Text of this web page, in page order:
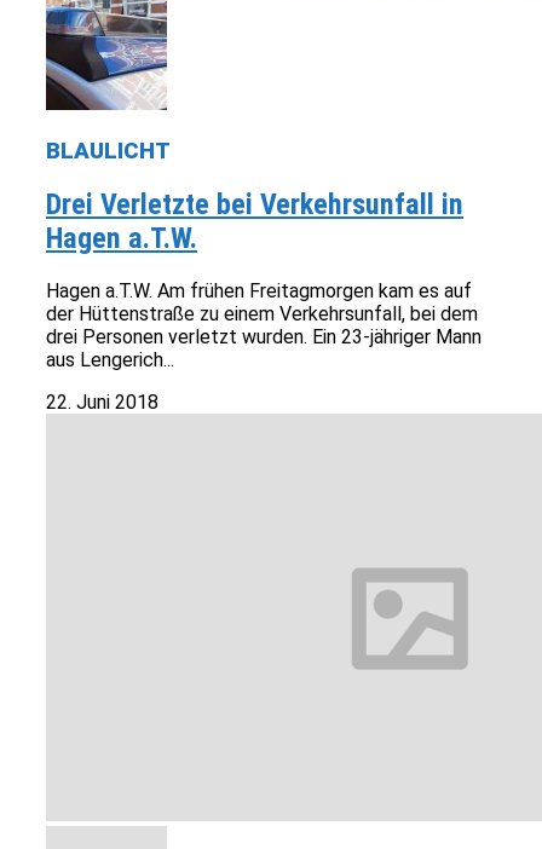
BLAULICHT
Drei Verletzte bei Verkehrsunfall in
Hagen a.T.W.
Hagen a.T.W. Am frühen Freitagmorgen kam es auf
der Hüttenstraße zu einem Verkehrsunfall, bei dem
drei Personen verletzt wurden. Ein 23-jähriger Mann
aus Lengerich...
22. Juni 2018